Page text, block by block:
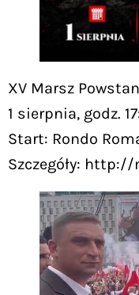
XV Marsz
1 sierpnia, godz.
Start: Rondo
Szczegóły: